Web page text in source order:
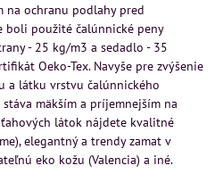
ochranu podlahy pred
boli použité čalúnnické peny
- 25 kg/m3 a sedadlo - 35
Oeko-Tex. Navyše pre zvýšenie
a látku vrstvu čalúnnického
mäkším a príjemnejším na
látok nájdete kvalitné
elegantný a trendy zamat v
eko kožu (Valencia) a iné.